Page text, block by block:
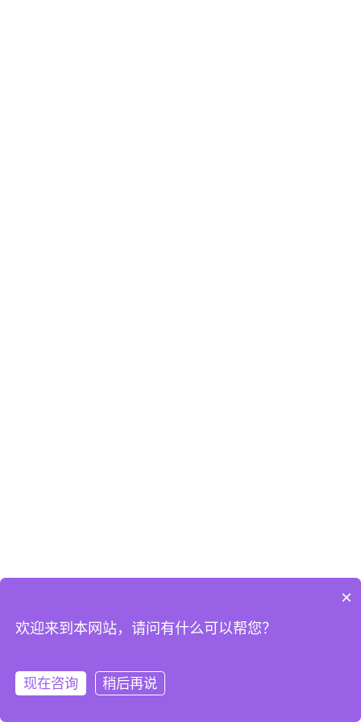
×
欢迎来到本网站，请问有什么可以帮您？
现在咨询 稍后再说